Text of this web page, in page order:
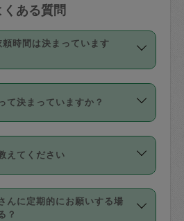
くある質問
時間は決まっています
3時間固定です。3時間を
い場合は、延長機能をご
機能をご利用いただくに
ることが必要です。な
回っても、値引き等はござ
て決まっていますか？
の中からタスカジさん自
で設定しています。
価格設定には最初は制限
ー件数、レビューの平均
に設定可能な最高額が上
えてください
レジットカード（Visa／
AMERICAN EXPRESS／
んに定期的にお願いする場
？